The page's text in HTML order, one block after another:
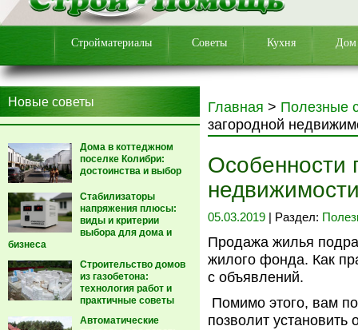
Стройматериалы Советы Кухня Дом
Новые советы
Дома в коттеджном
поселке Колибри:
достоинства и выбор
Стабилизаторы
напряжения плюсы:
виды и критерии
выбора для дома и
бизнеса
Строительство домов
из газобетона:
технология работ и
практичные советы
Автоматические
Главная > Полезные
загородной
Особенности
05.03.2019 | Раздел:
Продажа жилья
жилого фонда. Как
с объявлений.
Помимо этого, вам
позволит установить